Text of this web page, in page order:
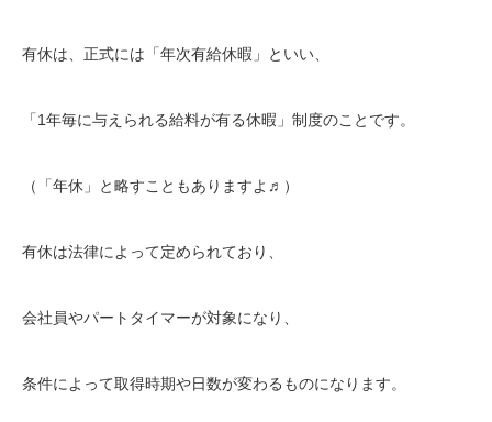
有休は、正式には「年次有給休暇」といい、
「1年毎に与えられる給料が有る休暇」制度のことです。
（「年休」と略すこともありますよ♬）
有休は法律によって定められており、
会社員やパートタイマーが対象になり、
条件によって取得時期や日数が変わるものになります。